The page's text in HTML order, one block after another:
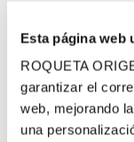
Esta página web
ROQUETA
garantizar el
web, mejorando
una
abordó temas
hídrica.
28 marzo, 2025